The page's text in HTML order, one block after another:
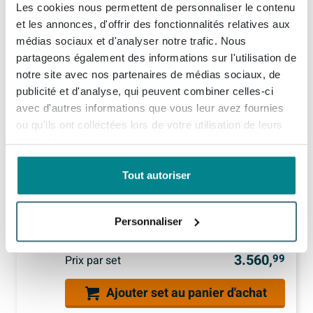
Les cookies nous permettent de personnaliser le contenu
et les annonces, d'offrir des fonctionnalités relatives aux
médias sociaux et d'analyser notre trafic. Nous
partageons également des informations sur l'utilisation de
notre site avec nos partenaires de médias sociaux, de
publicité et d'analyse, qui peuvent combiner celles-ci
avec d'autres informations que vous leur avez fournies
ou qu'ils ont collectées lors de votre utilisation de leurs
services.
Tout autoriser
Personnaliser
1xZeza Deluxe coussin de bain - 28x17cm - modèle small - noir
(3)
Livré demain
15,99
Afficher plus d'options
1xFortifura Clean Nettoyant salle de bain - 3x 500ml
32,
Afficher plus d'options
1xMcAlpine tuyau d'évacuation flexible 40x40mm mâle/mâle L=max. 0.9 m
Livré demain
15,99
Prix par set 3.560,99
Ajouter set au panier d'achat